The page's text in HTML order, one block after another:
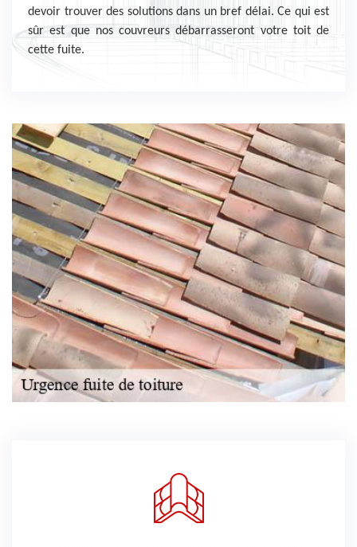
devoir trouver des solutions dans un bref délai. Ce qui est
sûr est que nos couvreurs débarrasseront votre toit de
cette fuite.